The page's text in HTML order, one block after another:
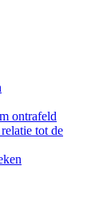
ontrafeld
tot de